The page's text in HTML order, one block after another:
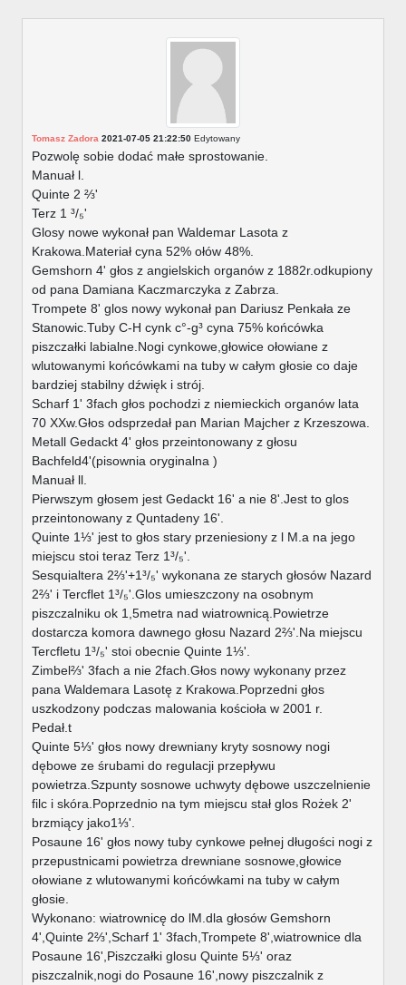
Tomasz Zadora 2021-07-05 21:22:50 Edytowany
Pozwolę sobie dodać małe sprostowanie.
Manuał l.
Quinte 2 ⅔'
Terz 1 ³/₅'
Glosy nowe wykonał pan Waldemar Lasota z
Krakowa.Materiał cyna 52% ołów 48%.
Gemshorn 4' głos z angielskich organów z 1882r.odkupiony
od pana Damiana Kaczmarczyka z Zabrza.
Trompete 8' glos nowy wykonał pan Dariusz Penkała ze
Stanowic.Tuby C-H cynk c°-g³ cyna 75% końcówka
piszczałki labialne.Nogi cynkowe,głowice ołowiane z
wlutowanymi końcówkami na tuby w całym głosie co daje
bardziej stabilny dźwięk i strój.
Scharf 1' 3fach głos pochodzi z niemieckich organów lata
70 XXw.Głos odsprzedał pan Marian Majcher z Krzeszowa.
Metall Gedackt 4' głos przeintonowany z głosu
Bachfeld4'(pisownia oryginalna )
Manuał ll.
Pierwszym głosem jest Gedackt 16' a nie 8'.Jest to glos
przeintonowany z Quntadeny 16'.
Quinte 1⅓' jest to głos stary przeniesiony z l M.a na jego
miejscu stoi teraz Terz 1³/₅'.
Sesquialtera 2⅔'+1³/₅' wykonana ze starych głosów Nazard
2⅔' i Tercflet 1³/₅'.Glos umieszczony na osobnym
piszczalniku ok 1,5metra nad wiatrownicą.Powietrze
dostarcza komora dawnego głosu Nazard 2⅔'.Na miejscu
Tercfletu 1³/₅' stoi obecnie Quinte 1⅓'.
Zimbel⅔' 3fach a nie 2fach.Głos nowy wykonany przez
pana Waldemara Lasotę z Krakowa.Poprzedni głos
uszkodzony podczas malowania kościoła w 2001 r.
Pedał.t
Quinte 5⅓' głos nowy drewniany kryty sosnowy nogi
dębowe ze śrubami do regulacji przepływu
powietrza.Szpunty sosnowe uchwyty dębowe uszczelnienie
filc i skóra.Poprzednio na tym miejscu stał glos Rożek 2'
brzmiący jako1⅓'.
Posaune 16' głos nowy tuby cynkowe pełnej długości nogi z
przepustnicami powietrza drewniane sosnowe,głowice
ołowiane z wlutowanymi końcówkami na tuby w całym
głosie.
Wykonano: wiatrownicę do lM.dla głosów Gemshorn
4',Quinte 2⅔',Scharf 1' 3fach,Trompete 8',wiatrownice dla
Posaune 16',Piszczałki glosu Quinte 5⅓' oraz
piszczalnik,nogi do Posaune 16',nowy piszczalnik z